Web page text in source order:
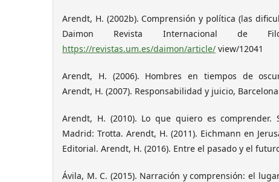
Arendt, H. (2002b). Comprensión y política (las
Daimon Revista Internacional de
https://revistas.um.es/daimon/article/ view/12041
Arendt, H. (2006). Hombres en tiempos de
Arendt, H. (2007). Responsabilidad y juicio,
Arendt, H. (2010). Lo que quiero es
Madrid: Trotta. Arendt, H. (2011). Eichmann en
Editorial. Arendt, H. (2016). Entre el pasado y el
Ávila, M. C. (2015). Narración y comprensión: el